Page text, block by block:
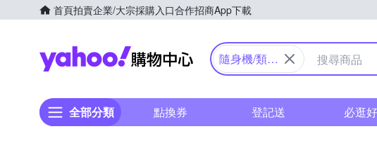
首頁拍賣企業/大宗採購入口合作招商App下載
Yahoo購物中心
隨身機/類單
全部分類 點換券 登記送 必逛